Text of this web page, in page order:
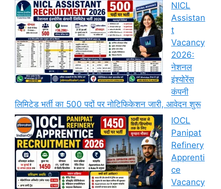
NICL
Assistan
t
Vacancy
2026:
नेशनल
इंश्योरेंस
कंपनी
लिमिटेड भर्ती का 500 पदों पर नोटिफिकेशन जारी, आवेदन शुरू
IOCL
Panipat
Refinery
Apprenti
ce
Vacancy